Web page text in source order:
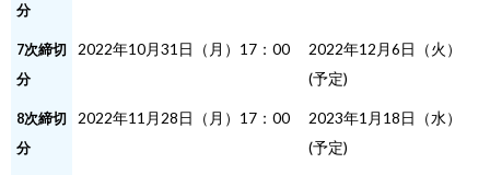
分
7次締切
分
2022年10月31日（月）17：00
2022年12月6日（火）
(予定)
8次締切
分
2022年11月28日（月）17：00
2023年1月18日（水）
(予定)